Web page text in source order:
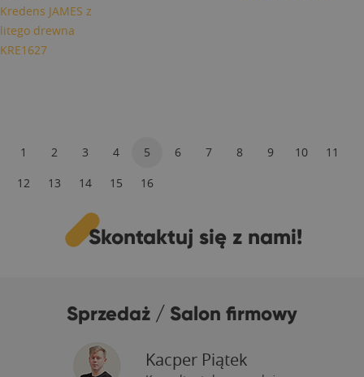
Kredens JAMES z
litego drewna
KRE1627
1 2 3 4 5 6 7 8 9 10
11
12
13 14 15 16
Skontaktuj się z nami!
Sprzedaż / Salon firmowy
Kacper Piątek